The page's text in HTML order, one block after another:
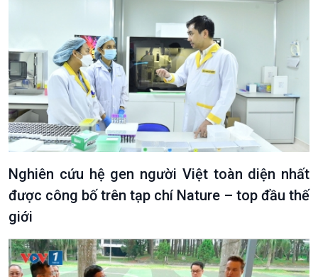
Văn hoá & Du lịch
Tin Văn hoá & Du lịch
Chát với người nổi tiếng
Câu chuyện Thể thao
Multimedia
Ảnh
Video
Infographic
E-Magazine
Nghiên cứu hệ gen người Việt toàn diện nhất
được công bố trên tạp chí Nature – top đầu thế
giới